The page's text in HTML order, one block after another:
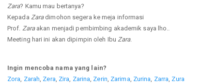
Zara? Kamu mau bertanya?
Kepada Zaradimohon segera ke meja informasi
Prof. Zaraakan menjadi pembimbing akademik saya lho..
Meeting hari ini akan dipimpin oleh Ibu Zara.
Ingin mencoba nama yang lain?
Zora Zarah Zera Zira Zarina Zerin Zarima Zurina Zarra Zura